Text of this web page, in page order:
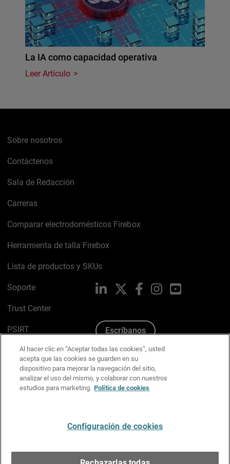
La IA como capacidad operativa
Leer Artículo
Sobre nosotros
Contáctenos
Sala de Redacción
Carreras
Comparar electrodomésticos Firebox
Herramienta de talla Firebox
Lista de productos y SKUs
Soporte
Trust Center
PSIRT
Política de cookies
Política de privacidad
Kit de medios y marca
LinkedIn FacebookInstagramYouTube
Escríbanos
Al hacer clic en “Aceptar todas las cookies”, usted
acepta que las cookies se guarden en su
dispositivo para mejorar la navegación del sitio,
analizar el uso del mismo, y colaborar con nuestros
estudios para marketing. Política de cookies
Configuración de cookies